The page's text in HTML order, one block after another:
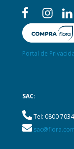
Portal de
SAC:
Tel: 0800